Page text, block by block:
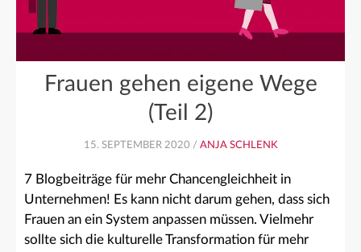
Frauen gehen eigene Wege
(Teil 2)
15. SEPTEMBER 2020 / ANJA SCHLENK
7 Blogbeiträge für mehr Chancengleichheit in
Unternehmen! Es kann nicht darum gehen, dass sich
Frauen an ein System anpassen müssen. Vielmehr
sollte sich die kulturelle Transformation für mehr